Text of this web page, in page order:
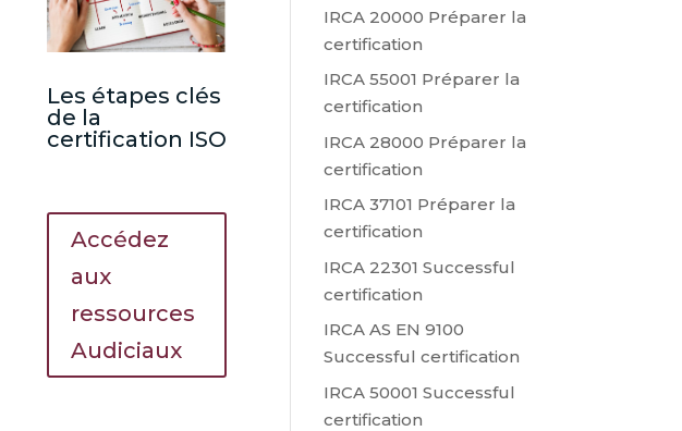
Les étapes clés
de la
certification ISO
Accédez
aux
ressources
Audiciaux
IRCA 20000 Préparer la
certification
IRCA 55001 Préparer la
certification
IRCA 28000 Préparer la
certification
IRCA 37101 Préparer la
certification
IRCA 22301 Successful
certification
IRCA AS EN 9100
Successful certification
IRCA 50001 Successful
certification